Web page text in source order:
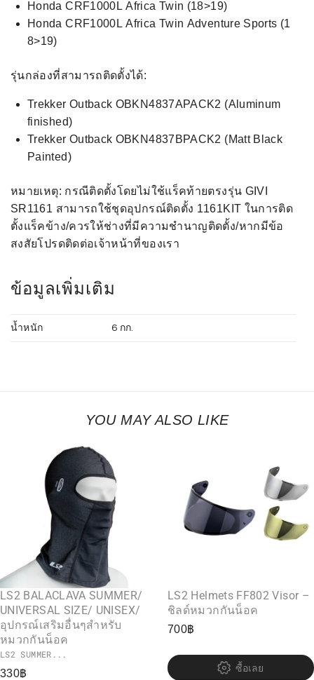
Honda CRF1000L Africa Twin (18>19)
Honda CRF1000L Africa Twin Adventure Sports (1
8>19)
รุ่นกล่องที่สามารถติดตั้งได้:
Trekker Outback OBKN4837APACK2 (Aluminum
finished)
Trekker Outback OBKN4837BPACK2 (Matt Black
Painted)
หมายเหตุ: กรณีติดตั้งโดยไม่ใช้แร็คท้ายตรงรุ่น GIVI
SR1161 สามารถใช้ชุดอุปกรณ์ติดตั้ง 1161KIT ในการติด
ตั้งแร็คข้าง/ควรให้ช่างที่มีความชำนาญติดตั้ง/หากมีข้อ
สงสัยโปรดติดต่อเจ้าหน้าที่ของเรา
ข้อมูลเพิ่มเติม
น้ำหนัก 6 กก.
YOU MAY ALSO LIKE
LS2 BALACLAVA SUMMER/
UNIVERSAL SIZE/ UNISEX/
อุปกรณ์เสริมอื่นๆสำหรับ
หมวกกันน็อค
330฿
LS2 SUMMER...
LS2 Helmets FF802 Visor –
ชิลด์หมวกกันน็อค
700฿
ซื้อเลย